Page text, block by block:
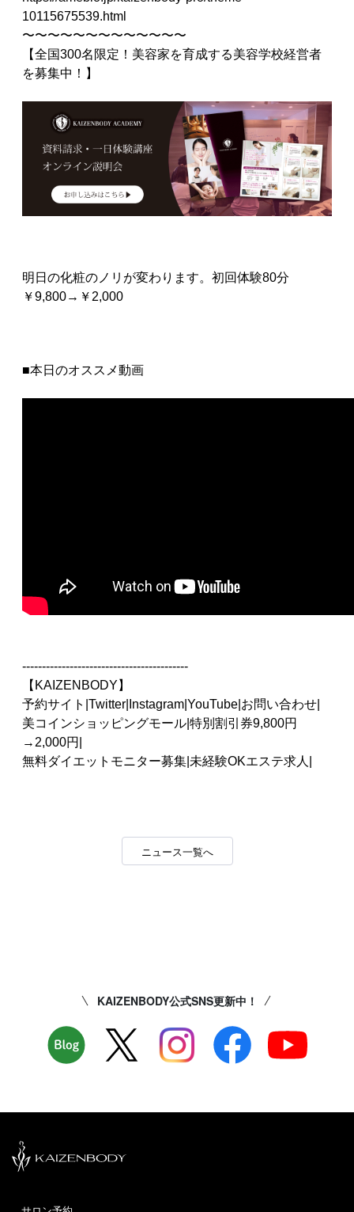
10115675539.html
〜〜〜〜〜〜〜〜〜〜〜〜〜
【全国300名限定！美容家を育成する美容学校経営者
を募集中！】
明日の化粧のノリが変わります。初回体験80分
￥9,800→￥2,000
■本日のオススメ動画
------------------------------------------
【KAIZENBODY】
予約サイト Twitter Instagram YouTube お問い合わせ
美コインショッピングモール 特別割引券9,800円
→2,000円
無料ダイエットモニター募集 未経験OKエステ求人
ニュース一覧へ
KAIZENBODY公式SNS更新中！